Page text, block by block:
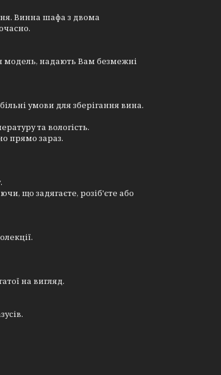
Винна шафа з двома
модель, надають Вам безмежні
умови для зберігання вина.
та вологість.
прямо зараз.
що задягаєте, розіб'єте або
на вигляд.